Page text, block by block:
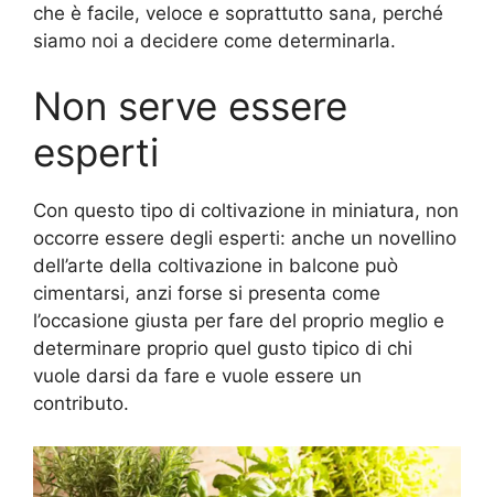
che è facile, veloce e soprattutto sana, perché
siamo noi a decidere come determinarla.
Non serve essere
esperti
Con questo tipo di coltivazione in miniatura, non
occorre essere degli esperti: anche un novellino
dell’arte della coltivazione in balcone può
cimentarsi, anzi forse si presenta come
l’occasione giusta per fare del proprio meglio e
determinare proprio quel gusto tipico di chi
vuole darsi da fare e vuole essere un
contributo.